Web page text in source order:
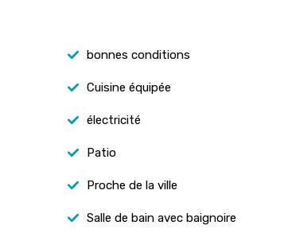
bonnes conditions
Cuisine équipée
électricité
Patio
Proche de la ville
Salle de bain avec baignoire